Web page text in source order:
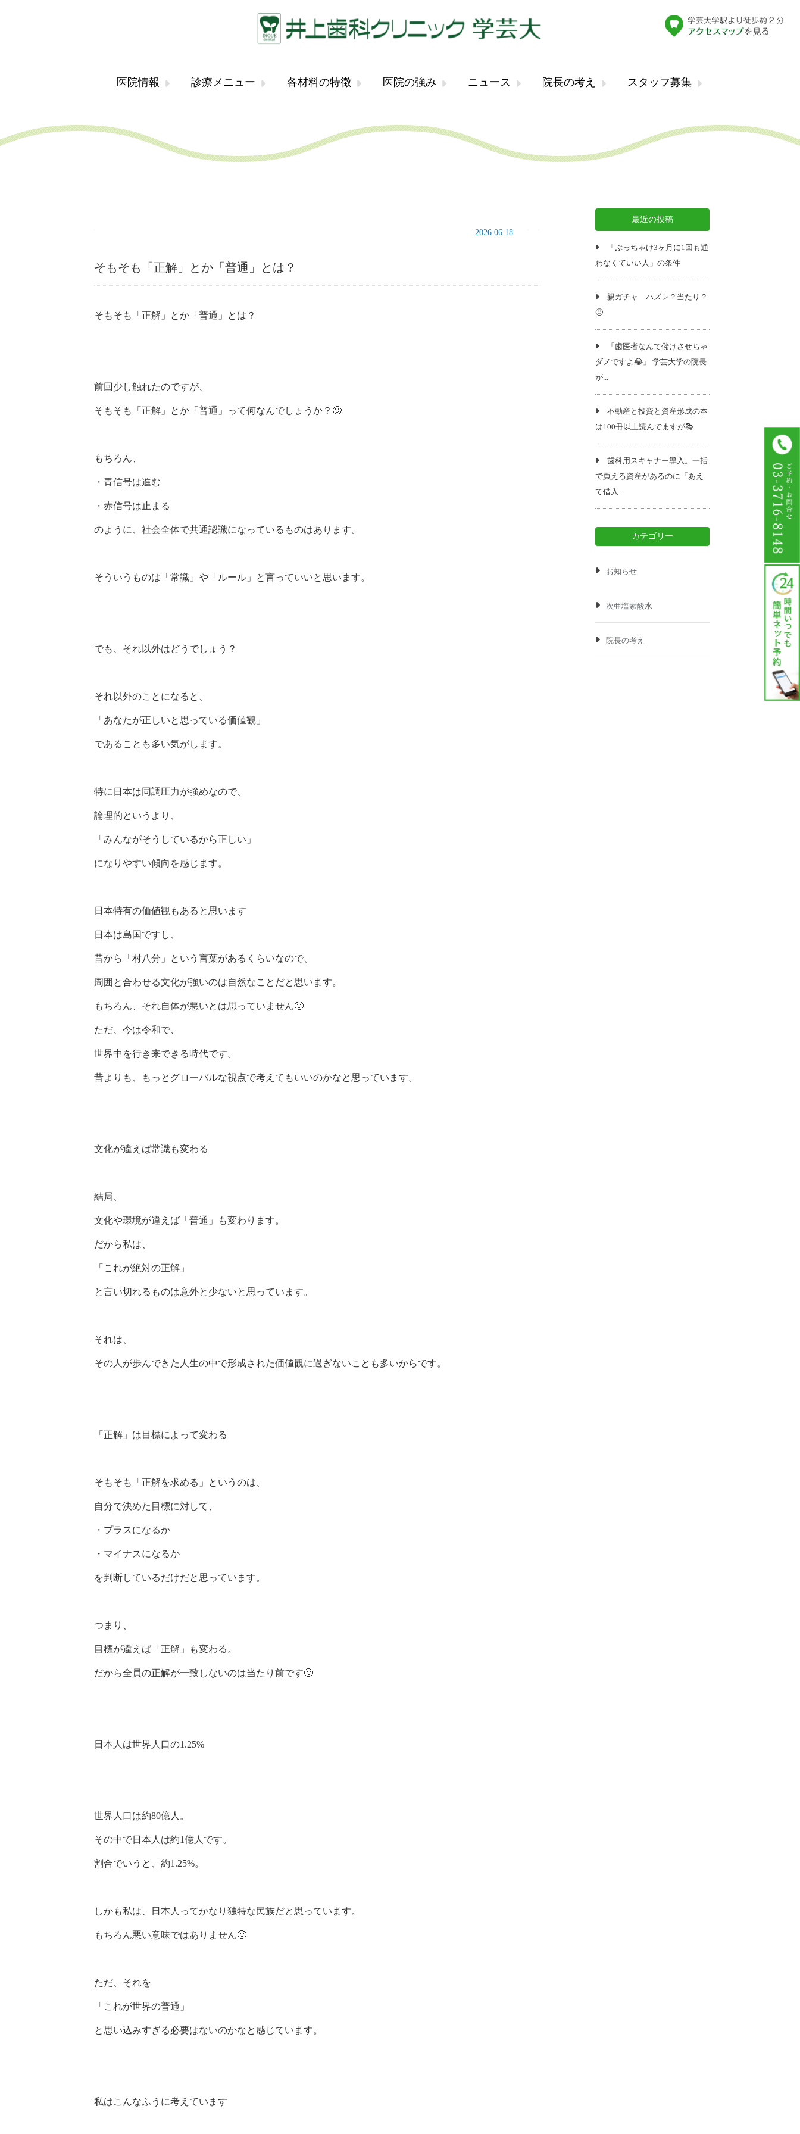
医院情報 診療メニュー 各材料の特徴 医院の強み ニュース 院長の考え スタッフ募集
2026.06.18
そもそも「正解」とか「普通」とは？
そもそも「正解」とか「普通」とは？
前回少し触れたのですが、
そもそも「正解」とか「普通」って何なんでしょうか？🙂
もちろん、
・青信号は進む
・赤信号は止まる
のように、社会全体で共通認識になっているものはあります。
そういうものは「常識」や「ルール」と言っていいと思います。
でも、それ以外はどうでしょう？
それ以外のことになると、
「あなたが正しいと思っている価値観」
であることも多い気がします。
特に日本は同調圧力が強めなので、
論理的というより、
「みんながそうしているから正しい」
になりやすい傾向を感じます。
日本特有の価値観もあると思います
日本は島国ですし、
昔から「村八分」という言葉があるくらいなので、
周囲と合わせる文化が強いのは自然なことだと思います。
もちろん、それ自体が悪いとは思っていません🙂
ただ、今は令和で、
世界中を行き来できる時代です。
昔よりも、もっとグローバルな視点で考えてもいいのかなと思っています。
文化が違えば常識も変わる
結局、
文化や環境が違えば「普通」も変わります。
だから私は、
「これが絶対の正解」
と言い切れるものは意外と少ないと思っています。
それは、
その人が歩んできた人生の中で形成された価値観に過ぎないことも多いからです。
「正解」は目標によって変わる
そもそも「正解を求める」というのは、
自分で決めた目標に対して、
・プラスになるか
・マイナスになるか
を判断しているだけだと思っています。
つまり、
目標が違えば「正解」も変わる。
だから全員の正解が一致しないのは当たり前です🙂
日本人は世界人口の1.25%
世界人口は約80億人。
その中で日本人は約1億人です。
割合でいうと、約1.25%。
しかも私は、日本人ってかなり独特な民族だと思っています。
もちろん悪い意味ではありません🙂
ただ、それを
「これが世界の普通」
と思い込みすぎる必要はないのかなと感じています。
私はこんなふうに考えています
最近の投稿
「ぶっちゃけ3ヶ月に1回も通
わなくていい人」の条件
親ガチャ ハズレ？当たり？
🙂
「歯医者なんて儲けさせちゃ
ダメですよ😂」 学芸大学の院長
が...
不動産と投資と資産形成の本
は100冊以上読んでますが📚️
歯科用スキャナー導入。一括
で買える資産があるのに「あえ
て借入...
カテゴリー
お知らせ
次亜塩素酸水
院長の考え